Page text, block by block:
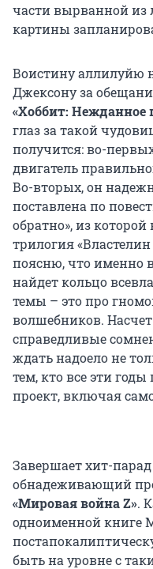
части вырванной из
картины
Воистину аллилуйю
Джексону за
«Хоббит: Нежданное
глаз за такой
получится: во-
двигатель
Во-вторых, он
поставлена по
обратно», из
трилогия
поясню, что именно
найдет кольцо
темы – это про
волшебников.
справедливые
ждать надоело не
тем, кто все эти
проект, включая
Завершает хит-
обнадеживающий
«Мировая войнаZ».
одноименной книге
быть на уровне с